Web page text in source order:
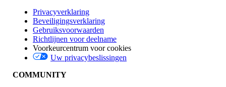
Edition
Privacyverklaring
Beveiligingsverklaring
Gebruiksvoorwaarden
Richtlijnen voor deelname
Voorkeurcentrum voor cookies
Uw privacybeslissingen
COMMUNITY